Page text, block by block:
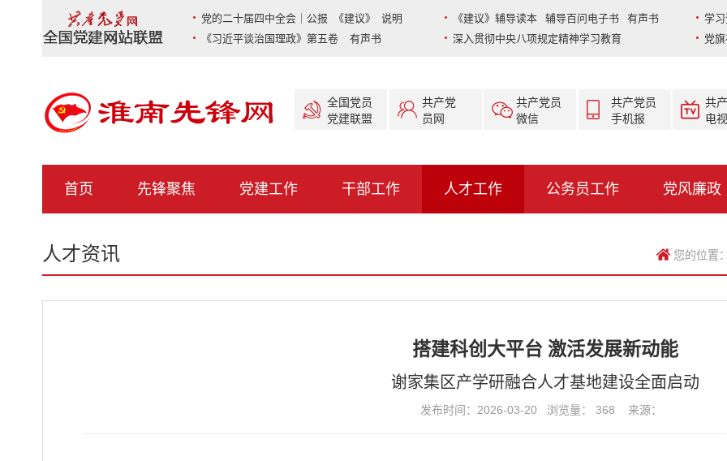
党的二十届四中全会｜公报 《建议》 说明 《建议》辅导读本 辅导百问电子书 有声书
学
《习近平谈治国理政》第五卷 有声书
深入贯彻中央八项规定精神学习教育 党
全国党员
党建联盟
共产党
员网
共产党员
微信
共产党员
手机报
共
电
首页 先锋聚焦 党建工作 干部工作 人才工作 公务员工作 党风廉政
人才资讯 您的位置
搭建科创大平台 激活发展新动能
谢家集区产学研融合人才基地建设全面启动
发布时间：2026-03-20 浏览量： 368 来源：